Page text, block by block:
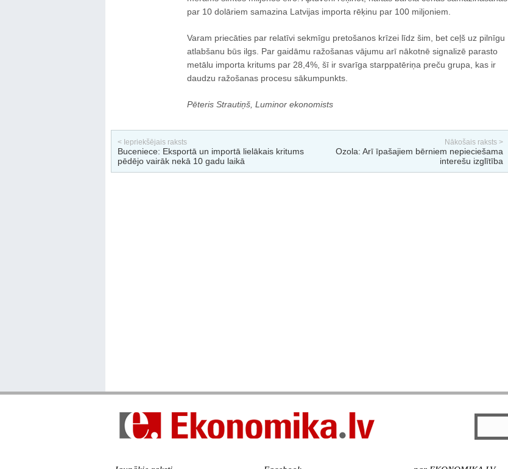
par 10 dolāriem samazina Latvijas importa rēķinu par 100 miljoniem.
Varam priecāties par relatīvi sekmīgu pretošanos krīzei līdz šim, bet ceļš uz pilnīgu
atlabšanu būs ilgs. Par gaidāmu ražošanas vājumu arī nākotnē signalizē parasto
metālu importa kritums par 28,4%, šī ir svarīga starppatēriņa preču grupa, kas ir
daudzu ražošanas procesu sākumpunkts.
Pēteris Strautiņš, Luminor ekonomists
< Iepriekšējais raksts
Buceniece: Eksportā un importā lielākais kritums
pēdējo vairāk nekā 10 gadu laikā
Nākošais raksts >
Ozola: Arī īpašajiem bērniem nepieciešama
interešu izglītība